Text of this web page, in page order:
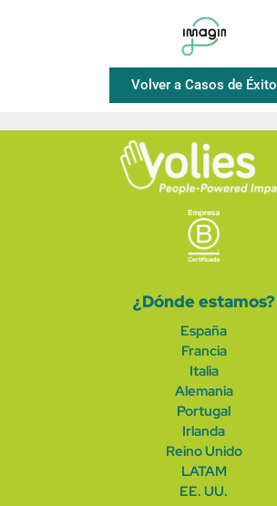
Volver a Casos de Éxito
¿Dónde estamos?
España
Francia
Italia
Alemania
Portugal
Irlanda
Reino Unido
LATAM
EE. UU.